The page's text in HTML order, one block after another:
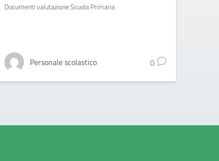
Documenti valutazione Scuola Primaria
Personale scolastico 0